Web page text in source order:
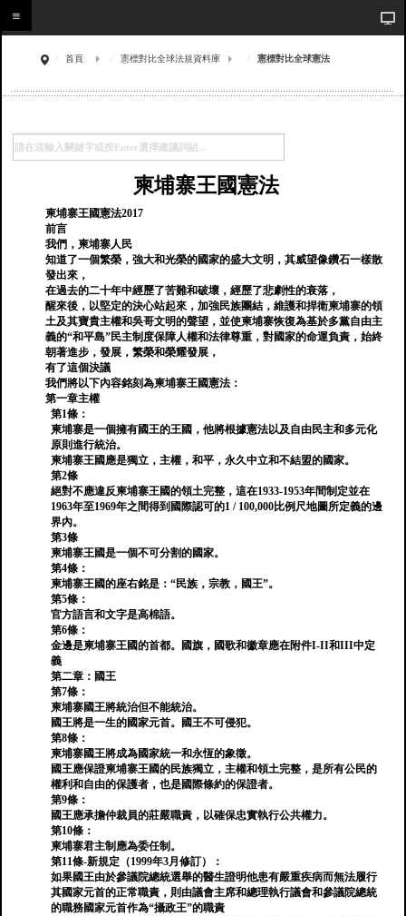
首頁 憲標對比全球法規資料庫 憲標對比全球憲法
柬埔寨王國憲法
柬埔寨王國憲法2017
前言
我們，柬埔寨人民
知道了一個繁榮，強大和光榮的國家的盛大文明，其威望像鑽石一樣散
發出來，
在過去的二十年中經歷了苦難和破壞，經歷了悲劇性的衰落，
醒來後，以堅定的決心站起來，加強民族團結，維護和捍衛柬埔寨的領
土及其寶貴主權和吳哥文明的聲望，並使柬埔寨恢復為基於多黨自由主
義的“和平島”民主制度保障人權和法律尊重，對國家的命運負責，始終
朝著進步，發展，繁榮和榮耀發展，
有了這個決議
我們將以下內容銘刻為柬埔寨王國憲法：
第一章主權
第1條：
柬埔寨是一個擁有國王的王國，他將根據憲法以及自由民主和多元化
原則進行統治。
柬埔寨王國應是獨立，主權，和平，永久中立和不結盟的國家。
第2條
絕對不應違反柬埔寨王國的領土完整，這在1933-1953年間制定並在
1963年至1969年之間得到國際認可的1 / 100,000比例尺地圖所定義的邊
界內。
第3條
柬埔寨王國是一個不可分割的國家。
第4條：
柬埔寨王國的座右銘是：“民族，宗教，國王”。
第5條：
官方語言和文字是高棉語。
第6條：
金邊是柬埔寨王國的首都。國旗，國歌和徽章應在附件I-II和III中定
義
第二章：國王
第7條：
柬埔寨國王將統治但不能統治。
國王將是一生的國家元首。國王不可侵犯。
第8條：
柬埔寨國王將成為國家統一和永恆的象徵。
國王應保證柬埔寨王國的民族獨立，主權和領土完整，是所有公民的
權利和自由的保護者，也是國際條約的保證者。
第9條：
國王應承擔仲裁員的莊嚴職責，以確保忠實執行公共權力。
第10條：
柬埔寨君主制應為委任制。
第11條-新規定（1999年3月修訂）：
如果國王由於參議院總統選舉的醫生證明他患有嚴重疾病而無法履行
其國家元首的正常職責，則由議會主席和總理執行議會和參議院總統
的職務國家元首作為“攝政王”的職責